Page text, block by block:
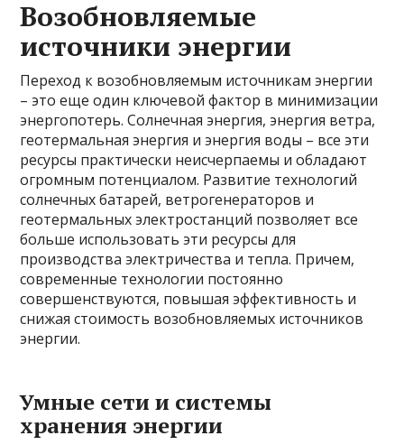
Возобновляемые
источники энергии
Переход к возобновляемым источникам энергии
– это еще один ключевой фактор в минимизации
энергопотерь. Солнечная энергия, энергия ветра,
геотермальная энергия и энергия воды – все эти
ресурсы практически неисчерпаемы и обладают
огромным потенциалом. Развитие технологий
солнечных батарей, ветрогенераторов и
геотермальных электростанций позволяет все
больше использовать эти ресурсы для
производства электричества и тепла. Причем,
современные технологии постоянно
совершенствуются, повышая эффективность и
снижая стоимость возобновляемых источников
энергии.
Умные сети и системы
хранения энергии